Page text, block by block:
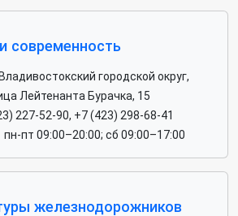
современность
городской округ,
Лейтенанта Бурачка, 15
227-52-90, +7 (423) 298-68-41
пн-пт 09:00–20:00; сб 09:00–17:00
железнодорожников